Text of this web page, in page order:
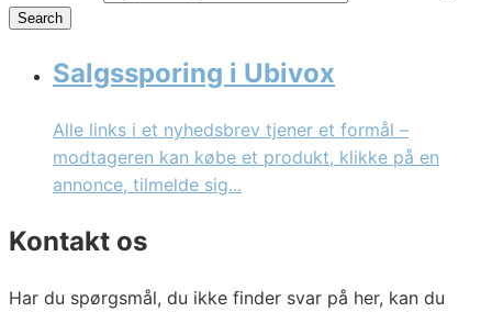
Search
Salgssporing i Ubivox
Alle links i et nyhedsbrev tjener et formål –
modtageren kan købe et produkt, klikke på en
annonce, tilmelde sig...
Kontakt os
Har du spørgsmål, du ikke finder svar på her, kan du